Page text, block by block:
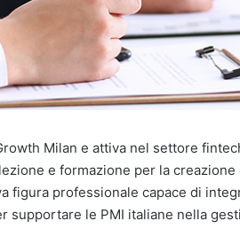
Milan e attiva nel settore
e formazione per la
figura professionale capace di
supportare le PMI italiane nella